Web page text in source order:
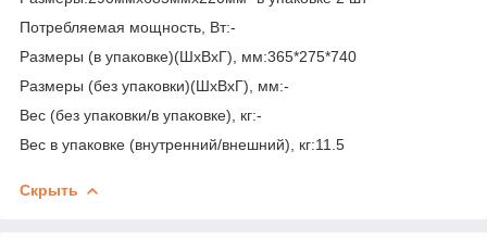
Потребляемая мощность, Вт:-
Размеры (в упаковке)(ШхВхГ), мм:365*275*740
Размеры (без упаковки)(ШхВхГ), мм:-
Вес (без упаковки/в упаковке), кг:-
Вес в упаковке (внутренний/внешний), кг:11.5
Скрыть